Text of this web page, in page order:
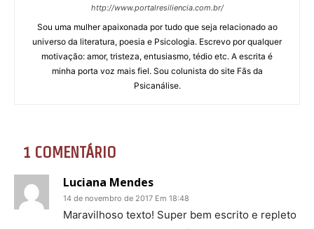
http://www.portalresiliencia.com.br/
Sou uma mulher apaixonada por tudo que seja relacionado ao
universo da literatura, poesia e Psicologia. Escrevo por qualquer
motivação: amor, tristeza, entusiasmo, tédio etc. A escrita é
minha porta voz mais fiel. Sou colunista do site Fãs da
Psicanálise.
1 COMENTÁRIO
Luciana Mendes
14 de novembro de 2017 Em 18:48
Maravilhoso texto! Super bem escrito e repleto